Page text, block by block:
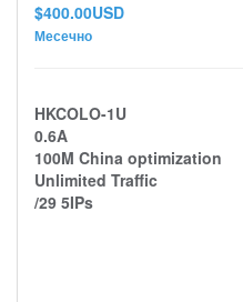
$400.00USD
Месечно
HKCOLO-1U
0.6A
100M China optimization
Unlimited Traffic
/29 5IPs